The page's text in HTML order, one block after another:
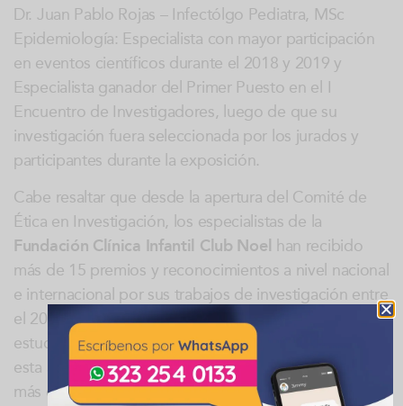
Dr. Juan Pablo Rojas – Infectólgo Pediatra, MSc
Epidemiología: Especialista con mayor participación
en eventos científicos durante el 2018 y 2019 y
Especialista ganador del Primer Puesto en el I
Encuentro de Investigadores, luego de que su
investigación fuera seleccionada por los jurados y
participantes durante la exposición.
Cabe resaltar que desde la apertura del Comité de
Ética en Investigación, los especialistas de la
Fundación Clínica Infantil Club Noel han recibido
más de 15 premios y reconocimientos a nivel nacional
e internacional por sus trabajos de investigación entre
el 2018 y el 2019, además de que la rotación
estudiantil en la Clínica se ha visto fortalecida desde
esta área, tal como se viene haciendo desde hace
más de 30 años.